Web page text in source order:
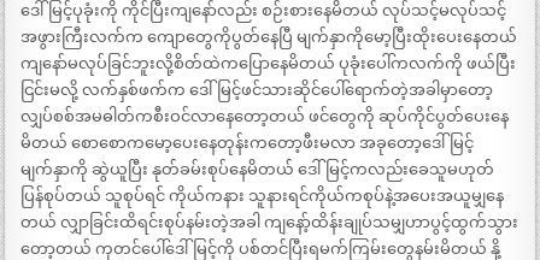
ဒေါ်မြင့်ပုခုံးကို ကိုင်ပြီးကျနော်လည်း စဉ်းစားနေမိတယ် လုပ်သင့်မလုပ်သင့်
အဖွားကြီးလက်က ကျောတွေကိုပွတ်နေပြီ မျက်နှာကိုမော့ပြီးထိုးပေးနေတယ်
ကျနော်မလုပ်ခြင်ဘူးလို့စိတ်ထဲကပြောနေမိတယ် ပုခုံးပေါ်ကလက်ကို ဖယ်ပြီး
ငြင်းမလို့ လက်နှစ်ဖက်က ဒေါ်မြင့်ဖင်သားဆိုင်ပေါ်ရောက်တဲ့အခါမှာတော့
လျှပ်စစ်အမဓါတ်ကစီးဝင်လာနေတော့တယ် ဖင်တွေကို ဆုပ်ကိုင်ပွတ်ပေးနေ
မိတယ် စောစောကမော့ပေးနေတုန်းကတော့ဖီးမလာ အခုတော့ဒေါ်မြင့်
မျက်နှာကို ဆွဲယူပြီး နုတ်ခမ်းစုပ်နေမိတယ် ဒေါ်မြင့်ကလည်းခေသူမဟုတ်
ပြန်စုပ်တယ် သူစုပ်ရင် ကိုယ်ကနား သူနားရင်ကိုယ်ကစုပ်နဲ့အပေးအယူမျှနေ
တယ် လျှာခြင်းထိရင်းစုပ်နမ်းတဲ့အခါ ကျနော့်ထိန်းချုပ်သမျှဟာပွင့်ထွက်သွား
တော့တယ် ကုတင်ပေါ်ဒေါ်မြင့်ကို ပစ်တင်ပြီးရမက်ကြမ်းတွေနမ်းမိတယ် နို့